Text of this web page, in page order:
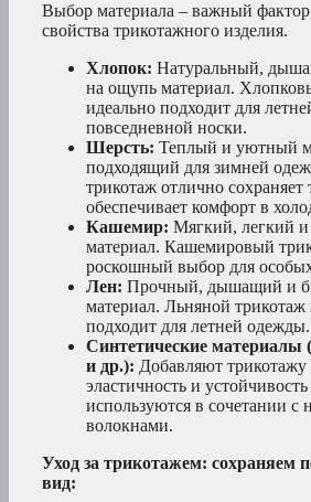
Выбор материала – важный
свойства трикотажного изделия.
Хлопок: Натуральный,
на ощупь материал.
идеально подходит для
повседневной носки.
Шерсть: Теплый и уютный
подходящий для зимней
трикотаж отлично сохраняет
обеспечивает комфорт в
Кашемир: Мягкий, легкий
материал. Кашемировый
роскошный выбор для
Лен: Прочный, дышащий и
материал. Льняной трикотаж
подходит для летней одежды.
Синтетические материалы
и др.): Добавляют трикотажу
эластичность и
используются в сочетании с
волокнами.
Уход за трикотажем: сохраняем
вид: